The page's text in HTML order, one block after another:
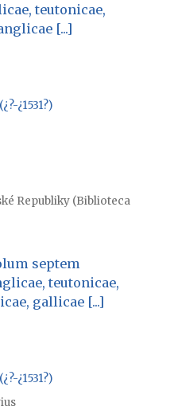
teutonicae,
[...]
¿1531?)
Republiky (Biblioteca
septem
teutonicae,
gallicae [...]
¿1531?)